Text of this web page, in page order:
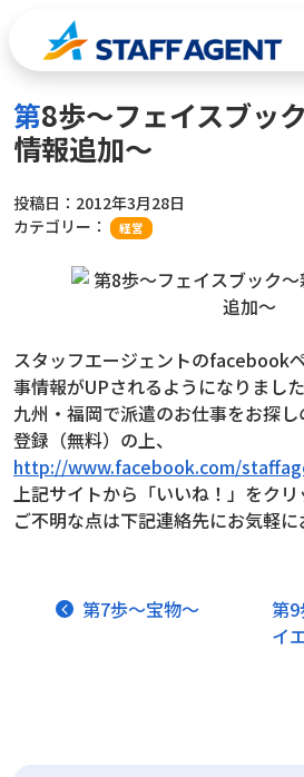
コンテンツへスキップ
第8歩～フェイスブック～新着お仕事
情報追加～
投稿日： 2012年3月28日
カテゴリー：
経営
スタッフエージェントのfacebook
事情報がUPされるようになりました
九州・福岡で派遣のお仕事をお探
登録（無料）の上、
http://www.facebook.com/
上記サイトから「いいね！」をクリ
ご不明な点は下記連絡先にお気軽に
投稿ナビゲーション
第7歩～宝物～
第
イ